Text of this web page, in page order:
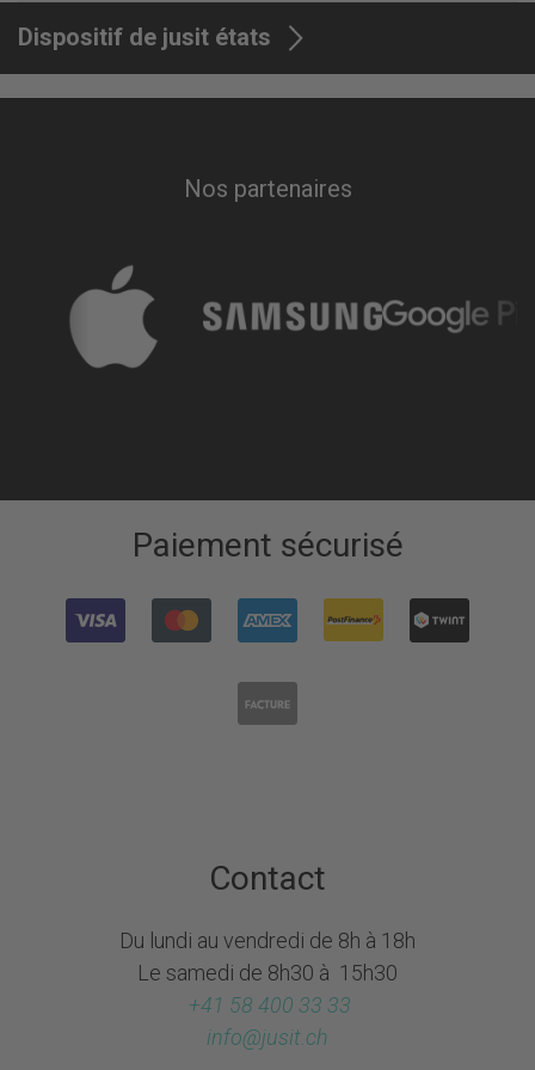
Dispositif de jusit états
Nos partenaires
Paiement sécurisé
Contact
Du lundi au vendredi de 8h à 18h
Le samedi de 8h30 à 15h30
+41 58 400 33 33
info@jusit.ch